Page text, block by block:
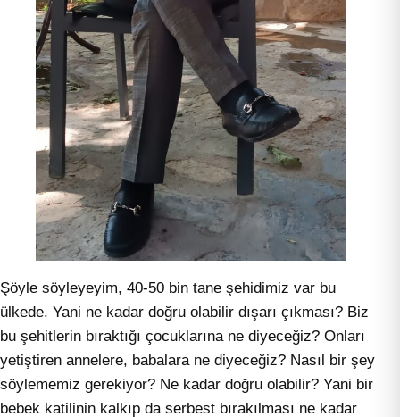
Şöyle söyleyeyim, 40-50 bin tane şehidimiz var bu
ülkede. Yani ne kadar doğru olabilir dışarı çıkması? Biz
bu şehitlerin bıraktığı çocuklarına ne diyeceğiz? Onları
yetiştiren annelere, babalara ne diyeceğiz? Nasıl bir şey
söylememiz gerekiyor? Ne kadar doğru olabilir? Yani bir
bebek katilinin kalkıp da serbest bırakılması ne kadar